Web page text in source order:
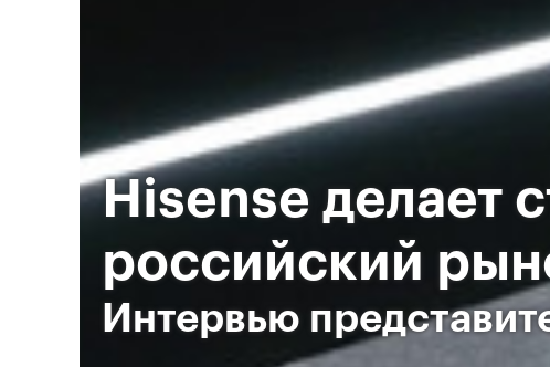
Hisense делает
российский
Интервью